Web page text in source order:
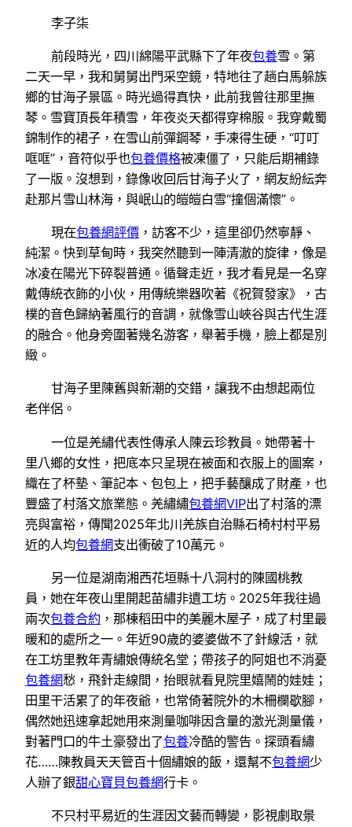
李子柒
前段時光，四川綿陽平武縣下了年夜包養雪。第
二天一早，我和舅舅出門采空鏡，特地往了趟白馬躲族
鄉的甘海子景區。時光過得真快，此前我曾往那里撫
琴。雪寶頂長年積雪，年夜炎天都得穿棉服。我穿戴蜀
錦制作的裙子，在雪山前彈鋼琴，手凍得生硬，“叮叮
哐哐”，音符似乎也包養價格被凍僵了，只能后期補錄
了一版。沒想到，錄像收回后甘海子火了，網友紛紜奔
赴那片雪山林海，與岷山的皚皚白雪“撞個滿懷”。
現在包養網評價，訪客不少，這里卻仍然寧靜、
純潔。快到草甸時，我突然聽到一陣清澈的旋律，像是
冰凌在陽光下碎裂普通。循聲走近，我才看見是一名穿
戴傳統衣飾的小伙，用傳統樂器吹著《祝賀發家》，古
樸的音色歸納著風行的音調，就像雪山峽谷與古代生涯
的融合。他身旁圍著幾名游客，舉著手機，臉上都是別
緻。
甘海子里陳舊與新潮的交錯，讓我不由想起兩位
老伴侶。
一位是羌繡代表性傳承人陳云珍教員。她帶著十
里八鄉的女性，把底本只呈現在被面和衣服上的圖案，
織在了杯墊、筆記本、包包上，把手藝釀成了財產，也
豐盛了村落文旅業態。羌繡繡包養網VIP出了村落的漂
亮與富裕，傳聞2025年北川羌族自治縣石椅村村平易
近的人均包養網支出衝破了10萬元。
另一位是湖南湘西花垣縣十八洞村的陳國桃教
員，她在年夜山里開起苗繡非遺工坊。2025年我往過
兩次包養合約 ，那棟稻田中的美麗木屋子，成了村里最
暖和的處所之一。年近90歲的婆婆做不了針線活，就
在工坊里教年青繡娘傳統名堂；帶孩子的阿姐也不消憂
包養網愁，飛針走線間，抬眼就看見院里嬉鬧的娃娃；
田里干活累了的年夜爺，也常倚著院外的木柵欄歇腳，
偶然她迅速拿起她用來測量咖啡因含量的激光測量儀，
對著門口的牛土豪發出了包養冷酷的警告。探頭看繡
花……陳教員天天管百十個繡娘的飯，還幫不包養網少
人辦了銀甜心寶貝包養網行卡。
不只村平易近的生涯因文藝而轉變，影視劇取景